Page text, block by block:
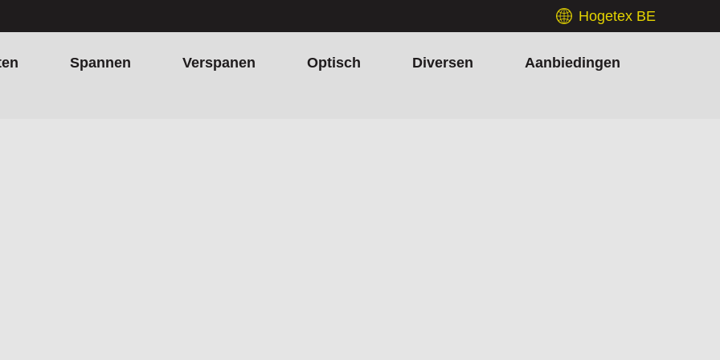
Hogetex BE
Spannen Verspanen Optisch Diversen Aanbiedingen